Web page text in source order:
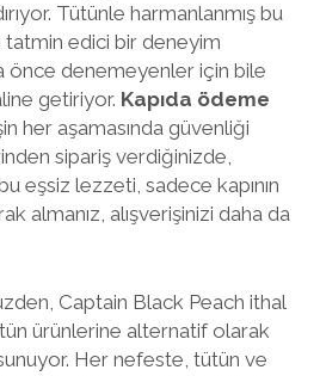
Tütünle harmanlanmış bu
edici bir deneyim
önce denemeyenler için bile
getiriyor. Kapıda ödeme
her aşamasında güvenliği
sipariş verdiğinizde,
eşsiz lezzeti, sadece kapının
almanız, alışverişinizi daha da
Captain Black Peach ithal
ürünlerine alternatif olarak
Her nefeste, tütün ve